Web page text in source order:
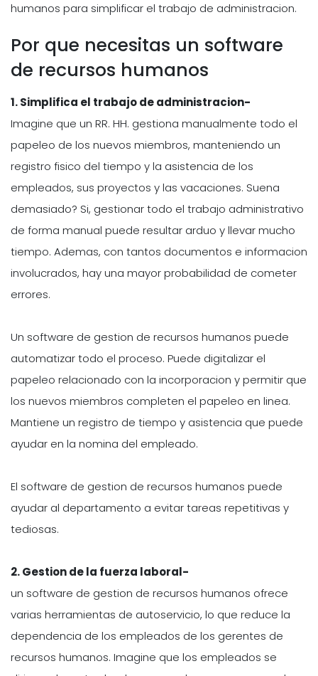
humanos para simplificar el trabajo de administracion.
Por que necesitas un software
de recursos humanos
1.Simplifica el trabajo de administracion-
Imagine que un RR. HH. gestiona manualmente todo el
papeleo de los nuevos miembros, manteniendo un
registro fisico del tiempo y la asistencia de los
empleados, sus proyectos y las vacaciones. Suena
demasiado? Si, gestionar todo el trabajo administrativo
de forma manual puede resultar arduo y llevar mucho
tiempo. Ademas, con tantos documentos e informacion
involucrados, hay una mayor probabilidad de cometer
errores.
Un software de gestion de recursos humanos puede
automatizar todo el proceso. Puede digitalizar el
papeleo relacionado con la incorporacion y permitir que
los nuevos miembros completen el papeleo en linea.
Mantiene un registro de tiempo y asistencia que puede
ayudar en la nomina del empleado.
El software de gestion de recursos humanos puede
ayudar al departamento a evitar tareas repetitivas y
tediosas.
2.Gestion de la fuerza laboral-
un software de gestion de recursos humanos ofrece
varias herramientas de autoservicio, lo que reduce la
dependencia de los empleados de los gerentes de
recursos humanos. Imagine que los empleados se